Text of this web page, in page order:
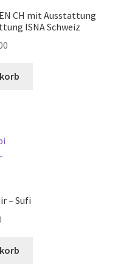
CH mit Ausstattung
ISNA Schweiz
– Sufi